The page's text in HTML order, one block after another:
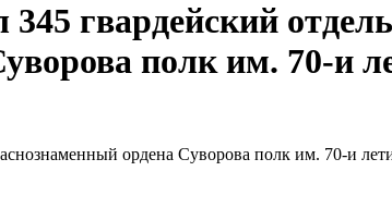
гвардейский
полк им. 70-и
ордена Суворова полк им. 70-и